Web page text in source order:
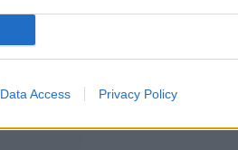
Data Access Privacy Policy